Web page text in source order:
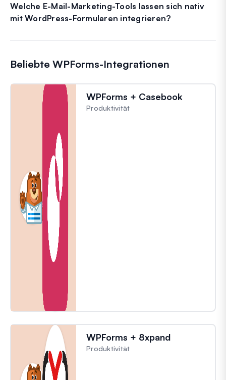
Welche E-Mail-Marketing-Tools lassen sich nativ
mit WordPress-Formularen integrieren?
Beliebte WPForms-Integrationen
WPForms + Casebook
Produktivität
WPForms + 8xpand
Produktivität